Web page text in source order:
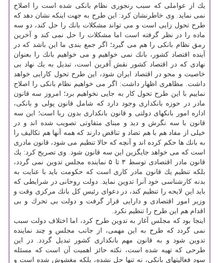
یك از عواملی كه سبب رنجوری نظام بانكی شده است را اصلاح
نمی نماید. وی خاطرنشان كرد: این طرح به جهت اینكه نشان دهد كه
طرح تحول زایی است و می تواند مشكلات بانك را حل كند، دو سه
ماده را در نظر گرفته است اما مشكلات را حل نمی كند و آخرین
رمق نظام بانكی را هم می گیرد؛ اگر جمع بندی ما این باشد كه در
آینده اقتصاد كشور، بانك نمی خواهیم و می خواهیم بانك را بعنوان
نهادی كه در اقتصاد كشور نقش آفرین است، تبدیل به یك نهاد بی
خاصیت و محو در اقتصاد ایران شود، این طرح تحول كارایی خواهد
داشت. مظاهری اظهار داشت: اگر می خواهیم نظام بانكی را اصلاح
نماییم با این طرح تحول كار به جایی نخواهیم برد؛ امروز سه قانون
مادر در حوزه بانكداری وجود دارد كه شامل قانون پولی و بانكی،
اداره امور بانكهای دولتی و قانون بانكداری بدون ربا است؛ این سه
قانون با سه نگرش و دید و مبنای متفاوتی تصویب شده اند و در
خیلی از مفاد هم با هم تضاد و تناقض دارند كه همه آنها هم تكالیف را
به بانك ها حكم كرده اند و آنچه كه حالا تنظیم می شود، قانون مادری
است كه می خواهد جایگزین این سه قانون شود. وی تصریح كرد: یك
قانون مادر اقتصادی توسط ۳ تا ۵ نماینده مجلس تدوین نمی گردد،
بلكه تنظیم یك قانون مادر كاری است كه حكومت باید با عنایت به
بدنه كارشناسی خود آنرا تدوین نماید. دولت روحانی در شرایطی كه
باید این لایحه را تنظیم كند، در دعوای رئیس كل بانك مركزی وقت و
وزیر امور اقتصادی و دارایی قرار گرفت و دولت بی تحرك و بی
اقدام هم این طرح را تنظیم نكرد.
اینجا بود كه مجلس آغاز به تدوین طرح كرد، اما اختلاف دولت سبب
نمی گردد كه طرح به این مهمی، از جانب مجلس و چند نماینده
تدوین شود و به قانون مهم بانكداری كشور تبدیل گردد. در این
طرحی كه تهیه شده است، نكته حائز اهمیت آن است كه مسئله
سود فعالیتهای بانكی، نه تنها حل نشده، بلكه مغشوش شده است و